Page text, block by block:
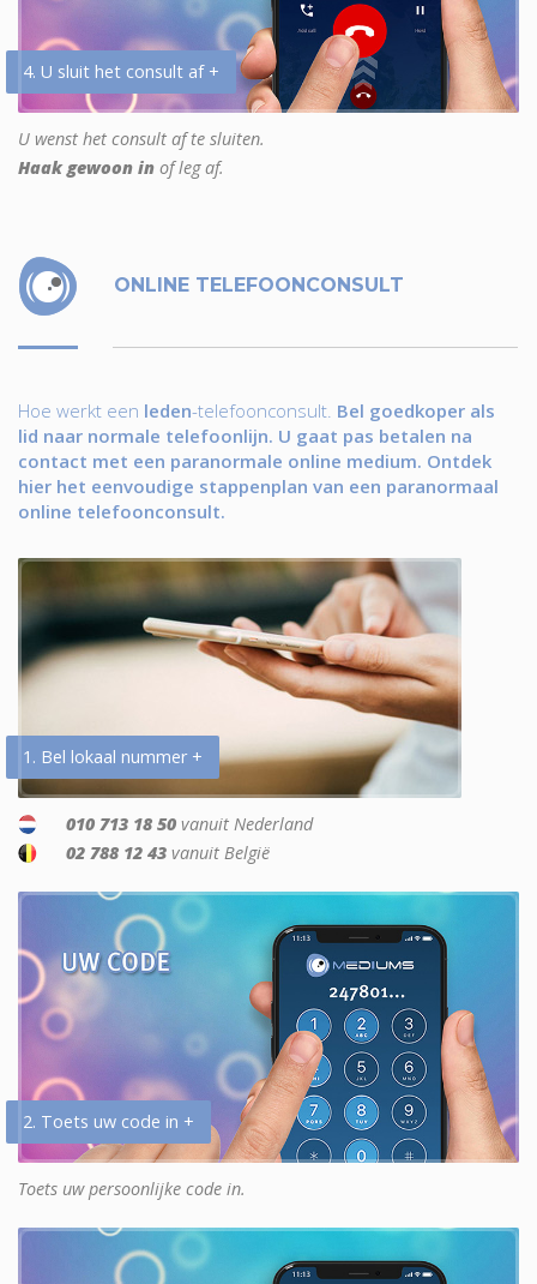
4. U sluit het consult af +
U wenst het consult af te sluiten.
Haak gewoon in of leg af.
ONLINE TELEFOONCONSULT
Hoe werkt een leden-telefoonconsult. Bel goedkoper als
lid naar normale telefoonlijn. U gaat pas betalen na
contact met een paranormale online medium. Ontdek
hier het eenvoudige stappenplan van een paranormaal
online telefoonconsult.
1. Bel lokaal nummer +
010 713 18 50 vanuit Nederland
02 788 12 43 vanuit België
2. Toets uw code in +
Toets uw persoonlijke code in.